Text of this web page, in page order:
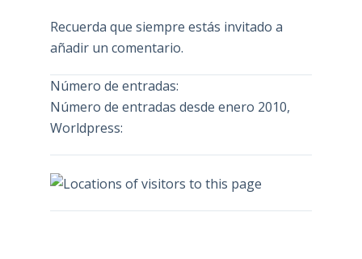
Recuerda que siempre estás invitado a
añadir un comentario.
Número de entradas:
Número de entradas desde enero 2010,
Worldpress: